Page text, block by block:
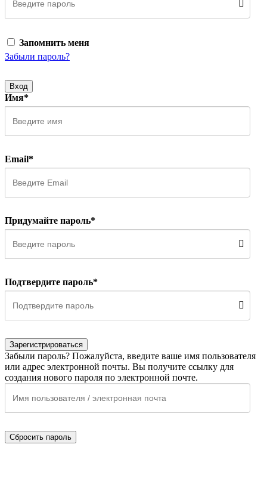
Запомнить меня
Забыли пароль?
Вход
Имя*
Email*
Придумайте пароль*
Подтвердите пароль*
Зарегистрироваться
Забыли пароль? Пожалуйста, введите ваше имя пользователя
или адрес электронной почты. Вы получите ссылку для
создания нового пароля по электронной почте.
Сбросить пароль